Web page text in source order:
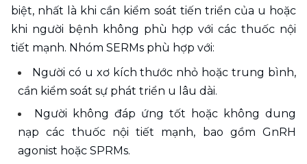
biệt, nhất là khi cần kiểm soát tiến triển của u hoặc
khi người bệnh không phù hợp với các thuốc nội
tiết mạnh. Nhóm SERMs phù hợp với:
Người có u xơ kích thước nhỏ hoặc trung bình,
cần kiểm soát sự phát triển u lâu dài.
Người không đáp ứng tốt hoặc không dung
nạp các thuốc nội tiết mạnh, bao gồm GnRH
agonist hoặc SPRMs.